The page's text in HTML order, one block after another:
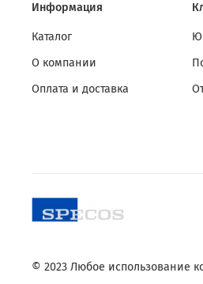
Информация
Каталог
О компании
Оплата и доставка
© 2023 Любое использование